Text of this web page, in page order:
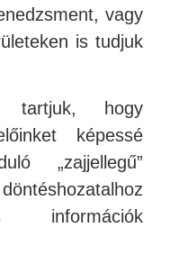
vagy
is tudjuk
tartjuk, hogy
képessé
„zajjellegű”
információk